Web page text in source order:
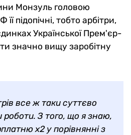
Монзуль головою
її підопічні, тобто арбітри,
Української Прем'єр-
значно вищу заробітну
все ж таки суттєво
роботи. З того, що я знаю,
х2 у порівнянні з